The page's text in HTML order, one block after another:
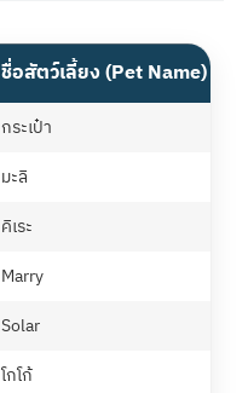
ชื่อสัตว์เลี้ยง (Pet Name)
กระเป๋า
มะลิ
คิเระ
Marry
Solar
โกโก้